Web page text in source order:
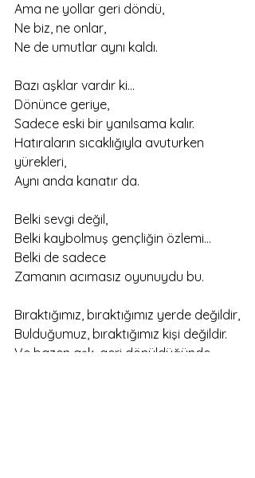
‎Ama ne yollar geri döndü,
‎Ne biz, ne onlar,
‎Ne de umutlar aynı kaldı.
‎Bazı aşklar vardır ki…
‎Dönünce geriye,
‎Sadece eski bir yanılsama kalır.
‎Hatıraların sıcaklığıyla avuturken
yürekleri,
‎Aynı anda kanatır da.
‎Belki sevgi değil,
‎Belki kaybolmuş gençliğin özlemi…
‎Belki de sadece
‎Zamanın acımasız oyunuydu bu.
‎Bıraktığımız, bıraktığımız yerde değildir,
‎Bulduğumuz, bıraktığımız kişi değildir.
‎Ve bazen aşk, geri dönüldüğünde